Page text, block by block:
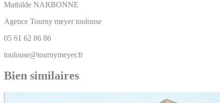
Mathilde NARBONNE
Agence Tourny meyer toulouse
05 61 62 86 86
toulouse@tournymeyer.fr
Bien similaires